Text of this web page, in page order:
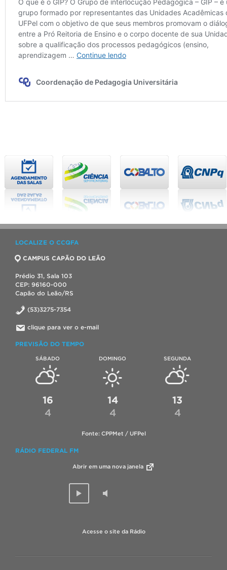
LOCALIZE O CCQFA
CAMPUS CAPÃO DO LEÃO
Prédio 31, Sala 103
CEP: 96160-000
Capão do Leão/RS
(53)3275-7354
clique para ver o e-mail
PREVISÃO DO TEMPO
SÁBADO
16
4
DOMINGO
14
4
SEGUNDA
13
4
Fonte: CPPMet / UFPel
RÁDIO FEDERAL FM
Abrir em uma nova janela
Acesse o site da Rádio